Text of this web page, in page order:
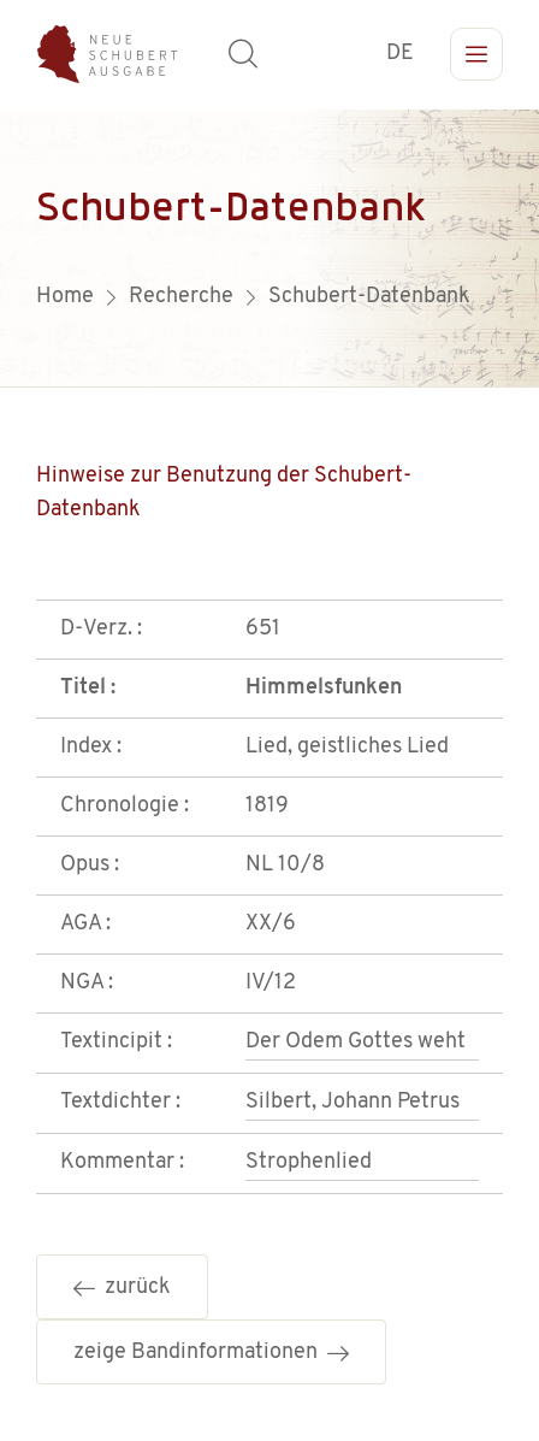
DE
Schubert-Datenbank
Home Recherche Schubert-Datenbank
Hinweise zur Benutzung der Schubert-
Datenbank
D-Verz. : 651
Titel : Himmelsfunken
Index : Lied, geistliches Lied
Chronologie : 1819
Opus : NL 10/8
AGA : XX/6
NGA : IV/12
Textincipit : Der Odem Gottes weht
Textdichter : Silbert, Johann Petrus
Kommentar : Strophenlied
zurück
zeige Bandinformationen